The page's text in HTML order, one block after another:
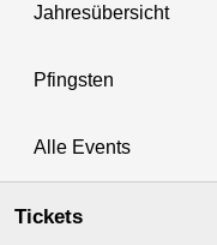
Jahresübersicht
Pfingsten
Alle Events
Tickets